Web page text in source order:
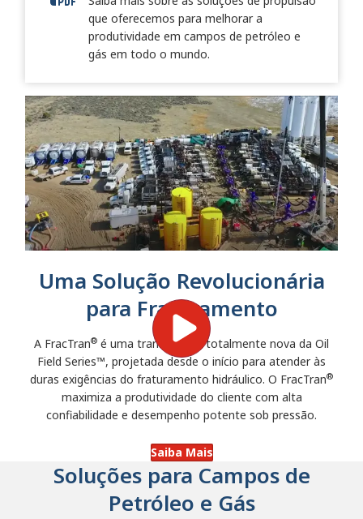
que oferecemos para melhorar a
produtividade em campos de petróleo e
gás em todo o mundo.
Uma Solução Revolucionária
para Fraturamento
A FracTran® é uma transmissão totalmente nova da Oil
Field Series™, projetada desde o início para atender às
duras exigências do fraturamento hidráulico. O FracTran®
maximiza a produtividade do cliente com alta
confiabilidade e desempenho potente sob pressão.
Saiba Mais
Soluções para Campos de
Petróleo e Gás